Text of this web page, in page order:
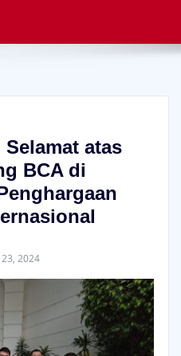
atas
BCA di
2024